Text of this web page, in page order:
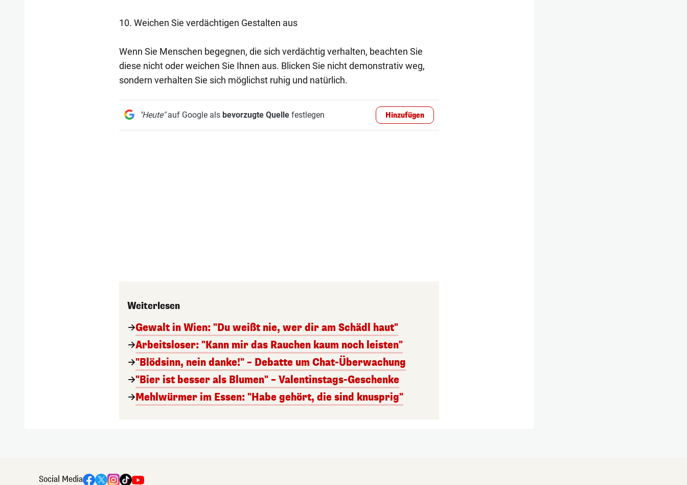
10. Weichen Sie verdächtigen Gestalten aus
Wenn Sie Menschen begegnen, die sich verdächtig verhalten, beachten Sie
diese nicht oder weichen Sie Ihnen aus. Blicken Sie nicht demonstrativ weg,
sondern verhalten Sie sich möglichst ruhig und natürlich.
"Heute"auf Google als bevorzugte Quellefestlegen Hinzufügen
Weiterlesen
Gewalt in Wien: "Du weißt nie, wer dir am Schädl haut"
Arbeitsloser: "Kann mir das Rauchen kaum noch leisten"
"Blödsinn, nein danke!" – Debatte um Chat-Überwachung
"Bier ist besser als Blumen" – Valentinstags-Geschenke
Mehlwürmer im Essen: "Habe gehört, die sind knusprig"
Social Media